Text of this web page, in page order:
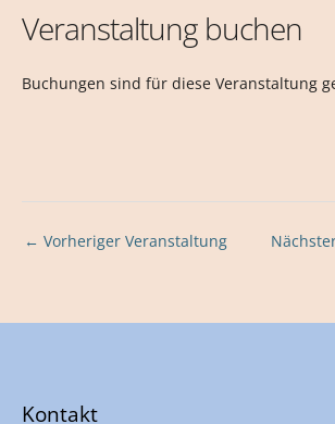
Veranstaltung buchen
Buchungen sind für diese Veranstaltung
← Vorheriger Veranstaltung
Kontakt